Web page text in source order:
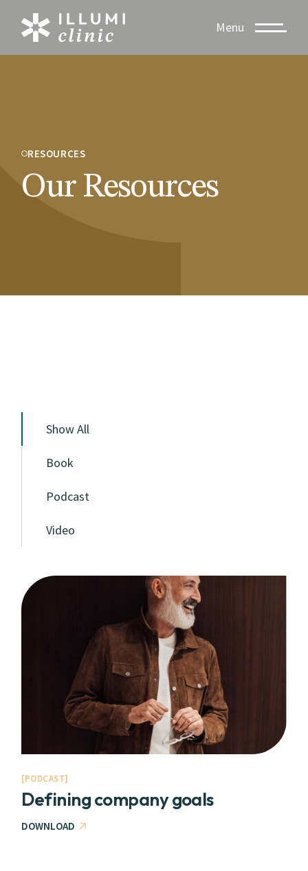
Menu
RESOURCES
Our Resources
Show All
Book
Podcast
Video
PODCAST
Defining company goals
DOWNLOAD